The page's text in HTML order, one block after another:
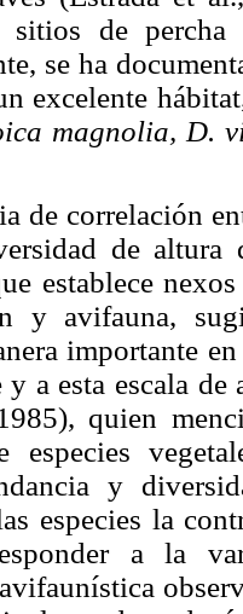
sitios de
se ha
excelente
magnolia, D.
de correlación
de altura
establece
y avifauna,
importante
y a esta escala
quien
especies
y
especies la
a la